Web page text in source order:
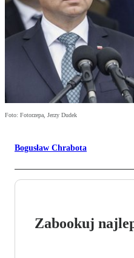
Foto: Fotorzepa, Jerzy Dudek
Bogusław Chrabota
Zabookuj